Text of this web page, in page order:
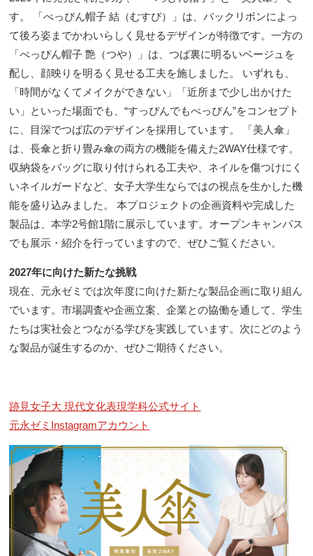
す。 「べっぴん帽子 結（むすび）」は、バックリボンによっ
て後ろ姿までかわいらしく見せるデザインが特徴です。一方の
「べっぴん帽子 艶（つや）」は、つば裏に明るいベージュを
配し、顔映りを明るく見せる工夫を施しました。 いずれも、
「時間がなくてメイクができない」「近所まで少し出かけた
い」といった場面でも、“すっぴんでもべっぴん”をコンセプト
に、目深でつば広のデザインを採用しています。 「美人傘」
は、長傘と折り畳み傘の両方の機能を備えた2WAY仕様です。
収納袋をバッグに取り付けられる工夫や、ネイルを傷つけにく
いネイルガードなど、女子大学生ならではの視点を生かした機
能を盛り込みました。 本プロジェクトの企画資料や完成した
製品は、本学2号館1階に展示しています。オープンキャンパス
でも展示・紹介を行っていますので、ぜひご覧ください。
2027年に向けた新たな挑戦
現在、元永ゼミでは次年度に向けた新たな製品企画に取り組ん
でいます。市場調査や企画立案、企業との協働を通して、学生
たちは実社会とつながる学びを実践しています。次にどのよう
な製品が誕生するのか、ぜひご期待ください。
跡見女子大 現代文化表現学科公式サイト
元永ゼミInstagramアカウント